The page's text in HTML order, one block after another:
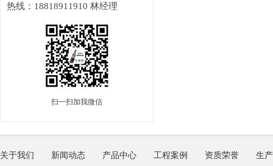
热线：18818911910 林经理
扫一扫加我微信
关于我们 新闻动态 产品中心 工程案例 资质荣誉 生